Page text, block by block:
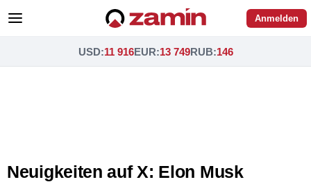
Anmelden
USD:11 916EUR:13 749RUB:146
Neuigkeiten auf X: Elon Musk